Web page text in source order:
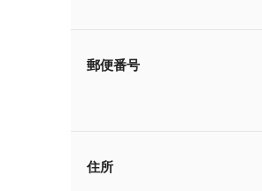
郵便番号
住所